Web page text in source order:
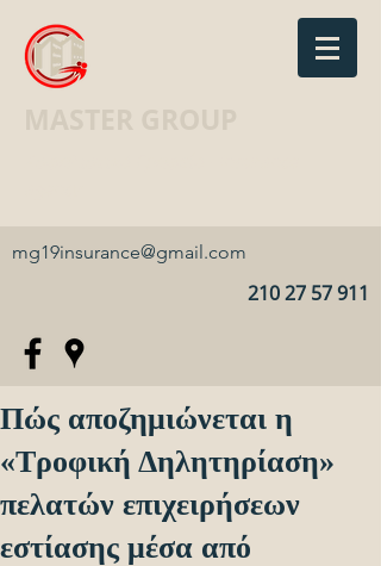
mg19insurance@gmail.com
210 27 57 911
Πώς αποζημιώνεται η
«Τροφική Δηλητηρίαση»
πελατών επιχειρήσεων
εστίασης μέσα από